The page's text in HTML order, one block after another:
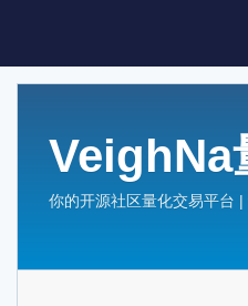
VeighNa
你的开源社区量化交易平台